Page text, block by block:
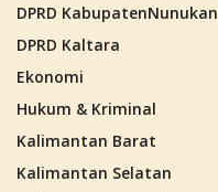
DPRD KabupatenNunukan
DPRD Kaltara
Ekonomi
Hukum & Kriminal
Kalimantan Barat
Kalimantan Selatan